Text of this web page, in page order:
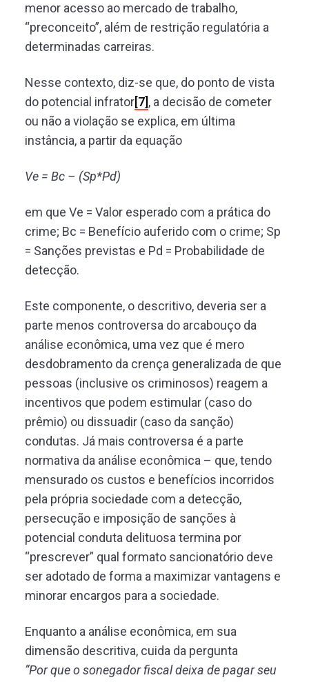
menor acesso ao mercado de trabalho,
“preconceito”, além de restrição regulatória a
determinadas carreiras.
Nesse contexto, diz-se que, do ponto de vista
do potencial infrator[7], a decisão de cometer
ou não a violação se explica, em última
instância, a partir da equação
Ve = Bc – (Sp*Pd)
em que Ve = Valor esperado com a prática do
crime; Bc = Benefício auferido com o crime; Sp
= Sanções previstas e Pd = Probabilidade de
detecção.
Este componente, o descritivo, deveria ser a
parte menos controversa do arcabouço da
análise econômica, uma vez que é mero
desdobramento da crença generalizada de que
pessoas (inclusive os criminosos) reagem a
incentivos que podem estimular (caso do
prêmio) ou dissuadir (caso da sanção)
condutas. Já mais controversa é a parte
normativa da análise econômica – que, tendo
mensurado os custos e benefícios incorridos
pela própria sociedade com a detecção,
persecução e imposição de sanções à
potencial conduta delituosa termina por
“prescrever” qual formato sancionatório deve
ser adotado de forma a maximizar vantagens e
minorar encargos para a sociedade.
Enquanto a análise econômica, em sua
dimensão descritiva, cuida da pergunta
“Por que o sonegador fiscal deixa de pagar seu